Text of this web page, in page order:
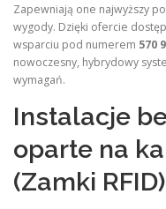
Zapewniają one najwyższy
wygody. Dzięki ofercie
wsparciu pod numerem 570
nowoczesny, hybrydowy
wymagań.
Instalacje
oparte na
(Zamki